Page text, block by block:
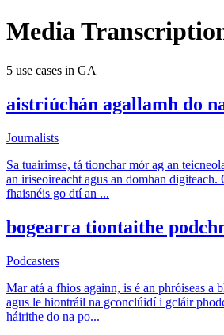
Media
5 use cases in GA
aistriúchán agallamh do
Journalists
Sa tuairimse, tá tionchar mór ag an
an iriseoireacht agus an domhan digiteach.
fhaisnéis go dtí an ...
bogearra tiontaithe
Podcasters
Mar atá a fhios againn, is é an phróiseas a
agus le hiontráil na gconclúidí i gcláir
háirithe do na po...